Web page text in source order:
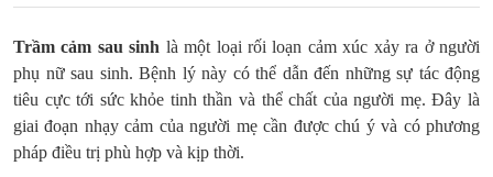
Trầm cảm sau sinh là một loại rối loạn cảm xúc xảy ra ở người
phụ nữ sau sinh. Bệnh lý này có thể dẫn đến những sự tác động
tiêu cực tới sức khỏe tinh thần và thể chất của người mẹ. Đây là
giai đoạn nhạy cảm của người mẹ cần được chú ý và có phương
pháp điều trị phù hợp và kịp thời.